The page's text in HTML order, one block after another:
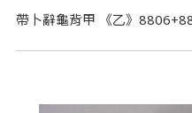
帶卜辭龜背甲 《乙》